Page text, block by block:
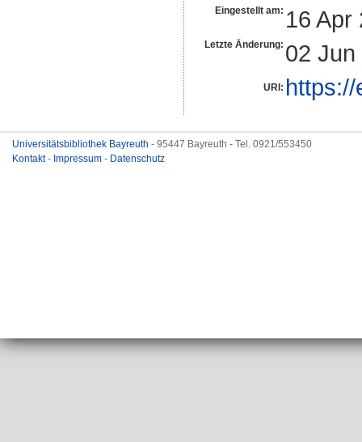
Eingestellt am: 16 Apr
Letzte Änderung: 02
URI:
Universitätsbibliothek Bayreuth - 95447 Bayreuth - Tel. 0921/553450
Kontakt- Impressum - Datenschutz